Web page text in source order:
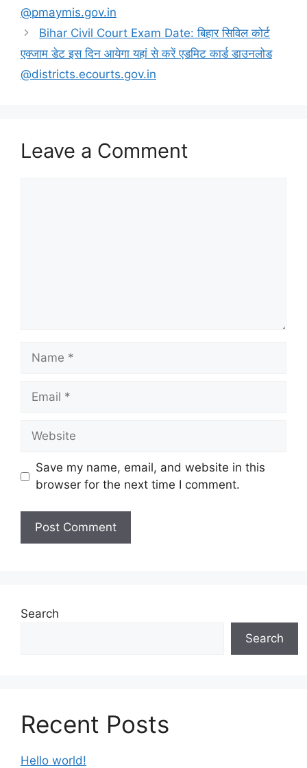
@pmaymis.gov.in
Bihar Civil Court Exam Date: बिहार सिविल कोर्ट
एक्जाम डेट इस दिन आयेगा यहां से करें एडमिट कार्ड डाउनलोड
@districts.ecourts.gov.in
Leave a Comment
Name
Email
Website
Save my name, email, and website in this
browser for the next time I comment.
Search
Search
Recent Posts
Hello world!